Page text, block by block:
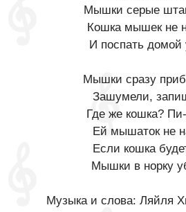
Мышки серые
Кошка мышек не
И поспать
Мышки сразу
Зашумели,
Где же кошка?
Ей мышаток не
Если кошка
Мышки в норку
Музыка и слова: Ляйля